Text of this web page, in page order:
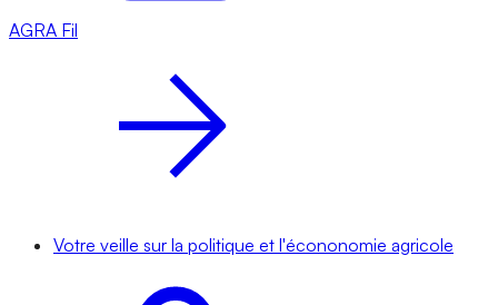
AGRA Fil
Votre veille sur la politique et l'écononomie agricole